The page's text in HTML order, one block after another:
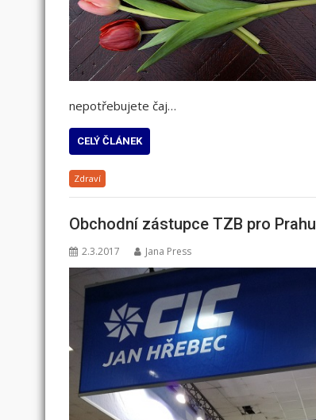
nepotřebujete čaj…
CELÝ ČLÁNEK
Zdraví
Obchodní zástupce TZB pro Prahu
2.3.2017 Jana Press